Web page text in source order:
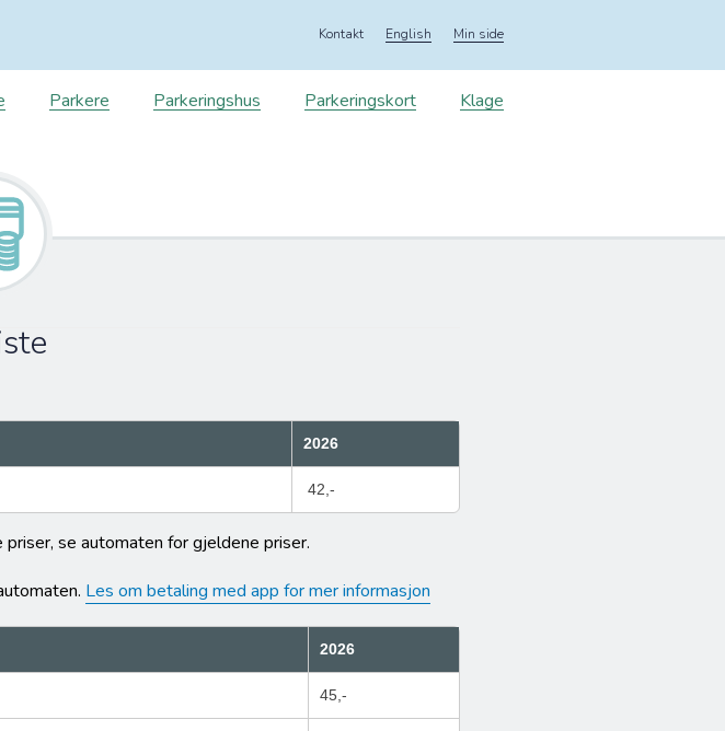
Kontakt English Min side
Parkere Parkeringshus Parkeringskort Klage
2026
42,-
se automaten for gjeldene priser.
Les om betaling med app for mer informasjon
2026
45,-